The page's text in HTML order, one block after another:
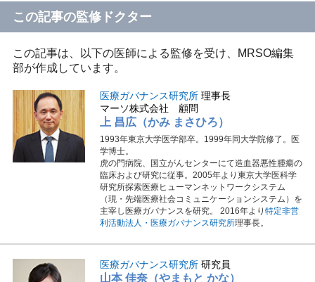
この記事の監修ドクター
この記事は、以下の医師による監修を受け、MRSO編集
部が作成しています。
医療ガバナンス研究所理事長
マーソ株式会社 顧問
上 昌広（かみ まさひろ）
1993年東京大学医学部卒。1999年同大学院修了。医
学博士。
虎の門病院、国立がんセンターにて造血器悪性腫瘍の
臨床および研究に従事。2005年より東京大学医科学
研究所探索医療ヒューマンネットワークシステム
（現・先端医療社会コミュニケーションシステム）を
主宰し医療ガバナンスを研究。 2016年より 特定非営
利活動法人・医療ガバナンス研究所理事長。
医療ガバナンス研究所研究員
山本 佳奈（やまもと かな）